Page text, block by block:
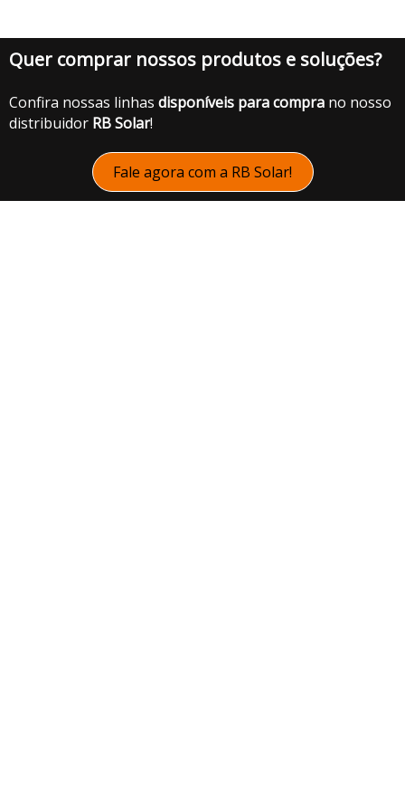
Quer comprar nossos produtos e soluções?
Confira nossas linhas disponíveis para compra no nosso
distribuidor RB Solar!
Fale agora com a RB Solar!